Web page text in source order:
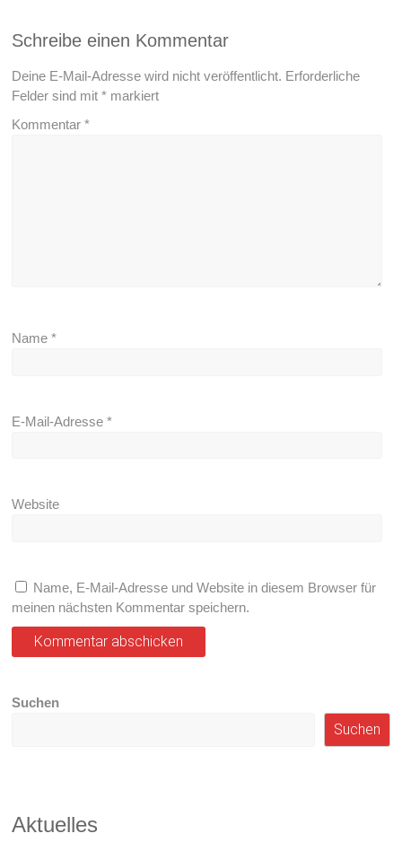
Schreibe einen Kommentar
Deine E-Mail-Adresse wird nicht veröffentlicht. Erforderliche
Felder sind mit* markiert
Kommentar*
Name*
E-Mail-Adresse*
Website
Name, E-Mail-Adresse und Website in diesem Browser für
meinen nächsten Kommentar speichern.
Suchen
Suchen
Aktuelles